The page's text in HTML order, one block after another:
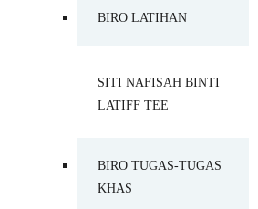
BIRO LATIHAN
SITI NAFISAH BINTI
LATIFF TEE
BIRO TUGAS-TUGAS
KHAS